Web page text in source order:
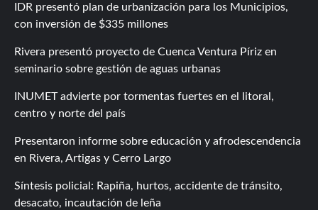
IDR presentó plan de urbanización para los Municipios,
con inversión de $335 millones
Rivera presentó proyecto de Cuenca Ventura Píriz en
seminario sobre gestión de aguas urbanas
INUMET advierte por tormentas fuertes en el litoral,
centro y norte del país
Presentaron informe sobre educación y afrodescendencia
en Rivera, Artigas y Cerro Largo
Síntesis policial: Rapiña, hurtos, accidente de tránsito,
desacato, incautación de leña